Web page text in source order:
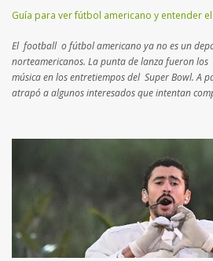
Guía para ver fútbol americano y entender
El football o fútbol americano ya no es un
norteamericanos. La punta de lanza fueron los
música en los entretiempos del Super Bowl. A
atrapó a algunos interesados que intentan
al football como un deporte de contacto . Si
características más atractivas para detallar.
humano ”, como el que practicaban los reyes
reales en un campo abierto. En lugar de 16
jugadores que se disputan el terreno, donde
yardas para anotar puntos, trasladando o
Super Bowl (o Super Tazón) es la final del